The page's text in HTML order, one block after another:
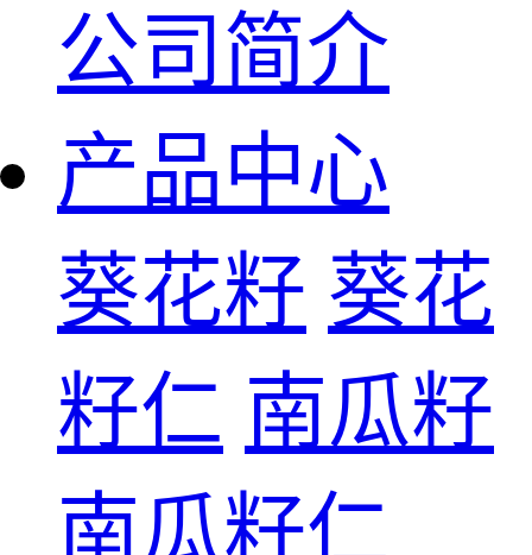
公司简介
产品中心
葵花籽 葵花
籽仁 南瓜籽
南瓜籽仁